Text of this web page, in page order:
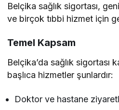
Belçika sağlık sigortası,
ve birçok tıbbi hizmet için
Temel Kapsam
Belçika’da sağlık sigortası
başlıca hizmetler şunlardır:
Doktor ve hastane